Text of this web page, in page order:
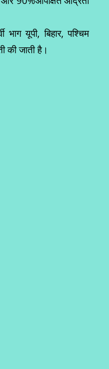
भाग यूपी, बिहार, पश्चिम
की जाती है।